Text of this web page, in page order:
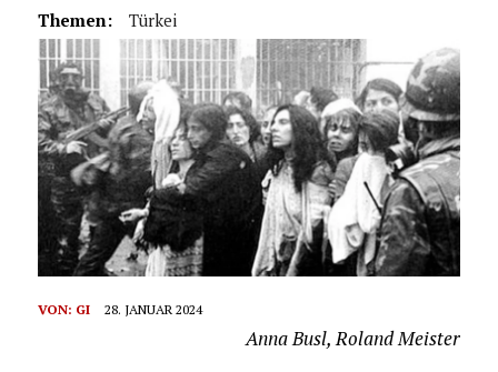
Themen: Türkei
VON: GI 28. JANUAR 2024
Anna Busl, Roland Meister